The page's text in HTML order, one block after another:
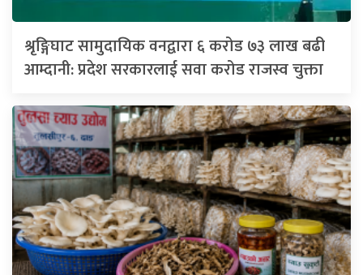
श्रृङ्गिघाट सामुदायिक वनद्वारा ६ करोड ७३ लाख बढी
आम्दानी: प्रदेश सरकारलाई सवा करोड राजस्व चुक्ता